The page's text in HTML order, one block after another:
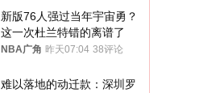
新版76人强过当年宇宙勇？
这一次杜兰特错的离谱了
NBA广角 昨天07:04 38评论
难以落地的动迁款：深圳罗